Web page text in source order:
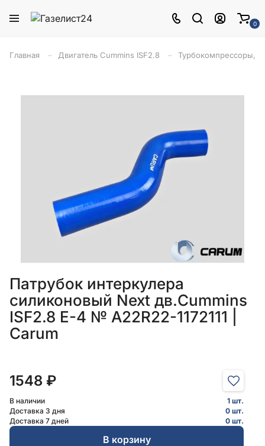
0
Главная Двигатель Cummins ISF2.8 Турбокомпрессоры,
Патрубок интеркулера
силиконовый Next дв.Cummins
ISF2.8 Е-4 № А22R22-1172111 |
Carum
1548 ₽
В наличии
1 шт.
Доставка 3 дня
0 шт.
Доставка 7 дней
0 шт.
В корзину